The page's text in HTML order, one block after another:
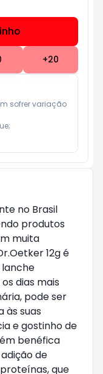
+20
sofrer variação
no Brasil
produtos
muita
12g é
dias mais
pode ser
às suas
e gostinho de
benéfica
de
que